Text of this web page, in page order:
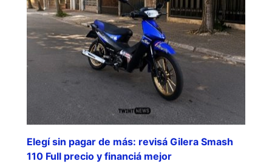
Elegí sin pagar de más: revisá Gilera Smash
110 Full precio y financiá mejor